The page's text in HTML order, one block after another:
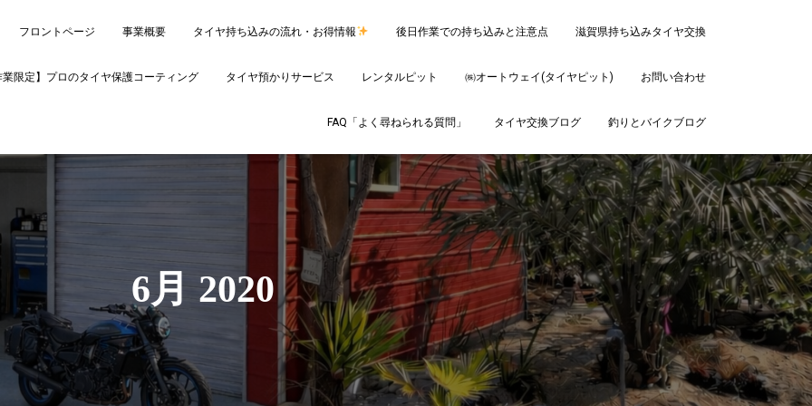
フロントページ 事業概要 タイヤ持ち込みの流れ・お得情報 後日作業での持ち込みと注意点 滋賀県持ち込みタイヤ交換
業限定】プロのタイヤ保護コーティング タイヤ預かりサービス レンタルピット ㈱オートウェイ(タイヤピット) お問い合わせ
FAQ「よく尋ねられる質問」 タイヤ交換ブログ 釣りとバイクブログ
6月 2020